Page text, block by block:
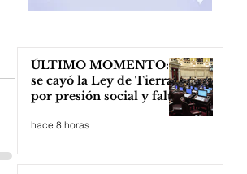
ÚLTIMO MOMENTO:
se cayó la Ley de Tierras
por presión social y falta
hace 8 horas